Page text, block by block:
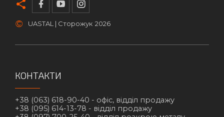
© UASTAL | Сторожук 2026
КОНТАКТИ
+38 (063) 618-90-40 - офіс, відділ продажу
+38 (095) 614-13-78 - відділ продажу